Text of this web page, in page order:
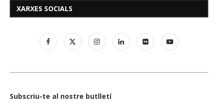
XARXES SOCIALS
Subscriu-te al nostre butlletí